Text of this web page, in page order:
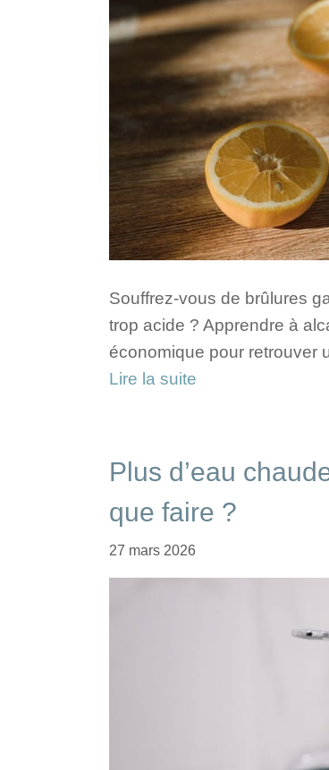
Souffrez-vous de brûlures
trop acide ? Apprendre à
économique pour retrouver
Lire la suite
Plus d’eau
que faire ?
27 mars 2026